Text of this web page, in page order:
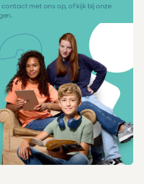
contact met ons op, of kijk bij onze